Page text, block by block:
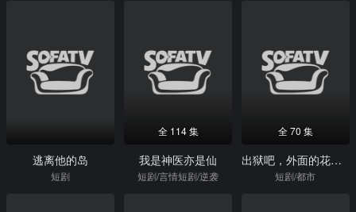
逃离他的岛
短剧
全 114 集
我是神医亦是仙
短剧/言情短剧/逆袭
全 70 集
出狱吧，外面的花花世界才适合你
短剧/都市